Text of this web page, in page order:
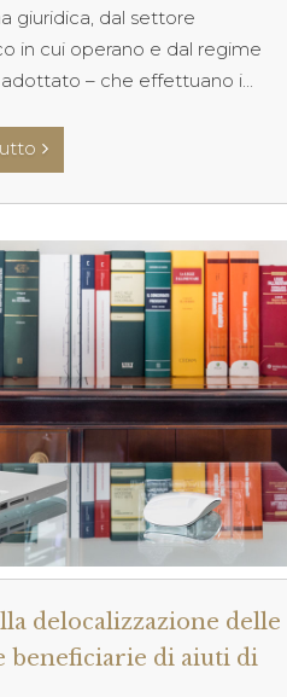
giuridica, dal settore
in cui operano e dal regime
– che effettuano i...
delocalizzazione delle
beneficiarie di aiuti di